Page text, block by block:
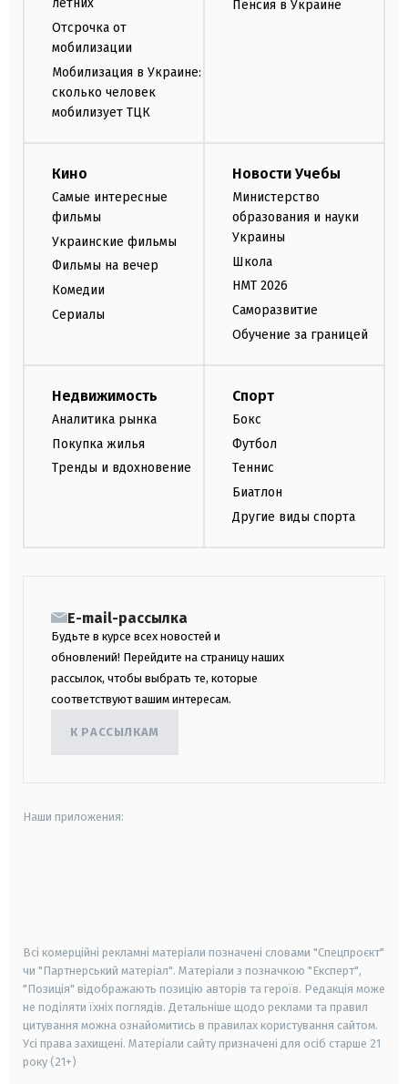
летних
Отсрочка от
мобилизации
Мобилизация в Украине:
сколько человек
мобилизует ТЦК
Пенсия в Украине
Кино
Самые интересные
фильмы
Украинские фильмы
Фильмы на вечер
Комедии
Сериалы
Новости Учебы
Министерство
образования и науки
Украины
Школа
НМТ 2026
Саморазвитие
Обучение за границей
Недвижимость
Аналитика рынка
Покупка жилья
Тренды и вдохновение
Спорт
Бокс
Футбол
Теннис
Биатлон
Другие виды спорта
E-mail-рассылка
Будьте в курсе всех новостей и
обновлений! Перейдите на страницу наших
рассылок, чтобы выбрать те, которые
соответствуют вашим интересам.
К РАССЫЛКАМ
Наши приложения:
Всі комерційні рекламні матеріали позначені словами "Спецпроєкт"
чи "Партнерський матеріал". Матеріали з позначкою "Експерт",
"Позиція" відображають позицію авторів та героїв. Редакція може
не поділяти їхніх поглядів. Детальніше щодо реклами та правил
цитування можна ознайомитись в правилах користування сайтом.
Усі права захищені. Матеріали сайту призначені для осіб старше 21
року (21+)